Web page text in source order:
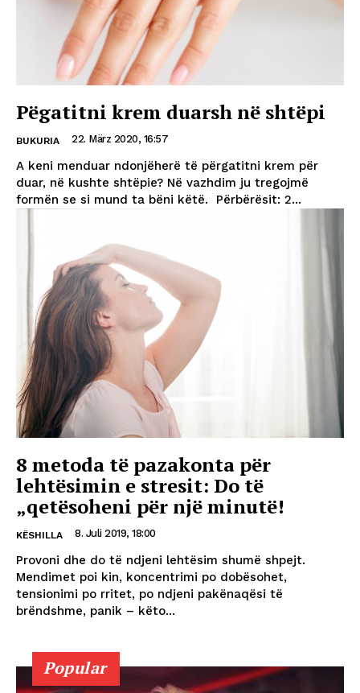
Pëgatitni krem duarsh në shtëpi
BUKURIA 22. März 2020, 16:57
A keni menduar ndonjëherë të përgatitni krem për
duar, në kushte shtëpie? Në vazhdim ju tregojmë
formën se si mund ta bëni këtë. Përbërësit: 2...
8 metoda të pazakonta për
lehtësimin e stresit: Do të
„qetësoheni për një minutë!
KËSHILLA 8. Juli 2019, 18:00
Provoni dhe do të ndjeni lehtësim shumë shpejt.
Mendimet poi kin, koncentrimi po dobësohet,
tensionimi po rritet, po ndjeni pakënaqësi të
brëndshme, panik – këto...
Popular